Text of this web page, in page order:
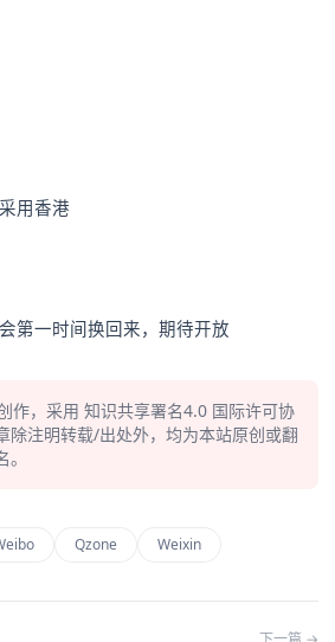
用香港
第一时间换回来，期待开放
作，采用 知识共享署名4.0 国际许可协
除注明转载/出处外，均为本站原创或翻
Qzone Weixin